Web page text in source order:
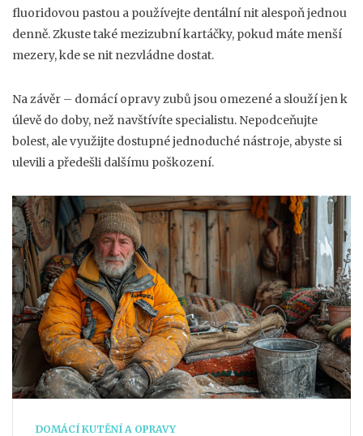
fluoridovou pastou a používejte dentální nit alespoň jednou
denně. Zkuste také mezizubní kartáčky, pokud máte menší
mezery, kde se nit nezvládne dostat.
Na závěr – domácí opravy zubů jsou omezené a slouží jen k
úlevě do doby, než navštívíte specialistu. Nepodceňujte
bolest, ale využijte dostupné jednoduché nástroje, abyste si
ulevili a předešli dalšímu poškození.
DOMÁCÍ KUTĚNÍ A OPRAVY